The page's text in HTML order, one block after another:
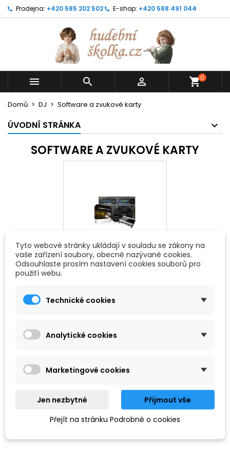
Prodejna: +420 585 202 502 E-shop: +420 588 491 044
   shopping_cart0
Domů DJ Software a zvukové karty
ÚVODNÍ STRÁNKA
SOFTWARE A ZVUKOVÉ KARTY
Podkategorie
SOFTWARE ZVUKOVÉ KARTY
Tyto webové stránky ukládají v souladu se zákony na
vaše zařízení soubory, obecně nazývané cookies.
Odsouhlaste prosím nastavení cookies souborů pro
použití webu.
Technické cookies
Analytické cookies
Marketingové cookies
Jen nezbytné
Přijmout vše
Přejít na stránku Podrobně o cookies